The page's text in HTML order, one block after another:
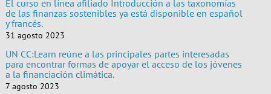
El curso en línea afiliado Introducción a las taxonomías
de las finanzas sostenibles ya está disponible en español
y francés.
31 agosto 2023
UN CC:Learn reúne a las principales partes interesadas
para encontrar formas de apoyar el acceso de los jóvenes
a la financiación climática.
7 agosto 2023